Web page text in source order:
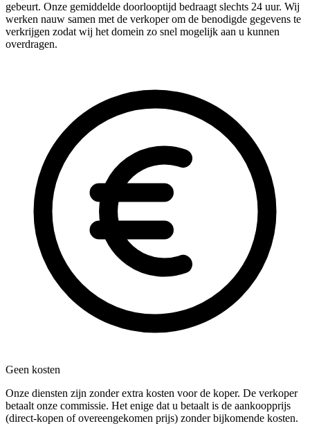
gebeurt. Onze gemiddelde doorlooptijd bedraagt slechts 24 uur. Wij
werken nauw samen met de verkoper om de benodigde gegevens te
verkrijgen zodat wij het domein zo snel mogelijk aan u kunnen
overdragen.
Geen kosten
Onze diensten zijn zonder extra kosten voor de koper. De verkoper
betaalt onze commissie. Het enige dat u betaalt is de aankoopprijs
(direct-kopen of overeengekomen prijs) zonder bijkomende kosten.